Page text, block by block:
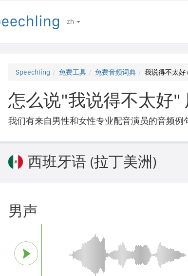
zh
Speechling 免费工具 免费音频词典 我说得不太好
怎么说"我说得不太好"
我们有来自男性和女性专业配音演员的音频例
西班牙语 (拉丁美洲)
男声